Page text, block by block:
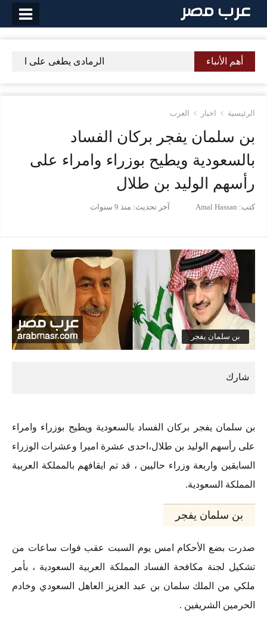
التخطي
أهم الأنباء الرمادى يطغى على الأسود فى
الرئيسية اخبار العرب
بن سلمان يفجر بركان الفساد
بالسعودية ويطيح بوزراء وامراء على
رأسهم الوليد بن طلال
كتب: Amal Hassan آخر تحديث: منذ 9 سنوات
بن سلمان يفجر
بن سلمان يفجر بركان الفساد بالسعودية ويطيح بوزراء وامراء
على رأسهم الوليد بن طلال،احدى عشرة اميرا وعشرات الوزراء
السابقين واربعة وزراء حاليين ، قد تم ايقافهم بالمملكة العربية
المملكة السعودية.
بن سلمان يفجر
صدرت بضع الأحكام امس يوم السبت عقب فوات ساعات من
تشكيل لجنة مكافحة الفساد المملكة العربية السعودية ، بأمر
ملكي من الملك سلمان بن عبد العزيز العاهل السعودي وخادم
الحرمين الشريفين .